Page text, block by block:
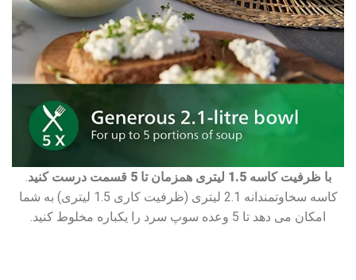
با ظرفیت کاسه 1.5 لیتری همزمان تا 5 قسمت درست کنید.
کاسه سخاوتمندانه 2.1 لیتری (ظرفیت کاری 1.5 لیتری) به شما
امکان می دهد تا 5 وعده سوپ سرد را یکباره مخلوط کنید.